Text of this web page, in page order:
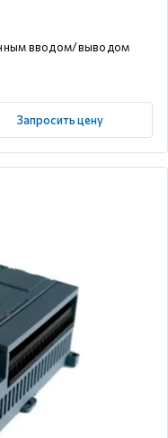
вводом/выводом
Запросить цену